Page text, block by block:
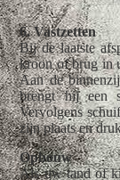
6. Vastzetten
Bij de laatste
kroon of brug in
Aan de
brengt hij een
Vervolgens
zijn plaats en
Opbouw
Als uw tand of